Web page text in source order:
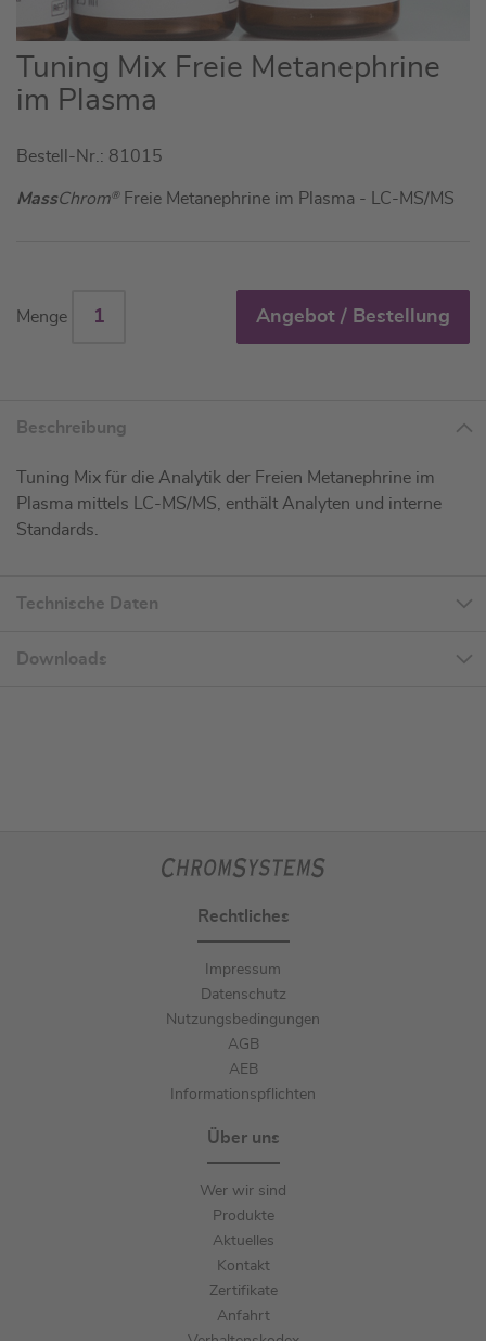
Zum
Anfang
der
springen
Tuning Mix Freie Metanephrine
im Plasma
Bestell-Nr.: 81015
MassChrom®Freie Metanephrine im Plasma - LC-MS/MS
Menge Angebot / Bestellung
Beschreibung
Tuning Mix für die Analytik der Freien Metanephrine im
Plasma mittels LC-MS/MS, enthält Analyten und interne
Standards.
Technische Daten
Downloads
Rechtliches
Impressum
Datenschutz
Nutzungsbedingungen
AGB
AEB
Informationspflichten
Über uns
Wer wir sind
Produkte
Aktuelles
Kontakt
Zertifikate
Anfahrt